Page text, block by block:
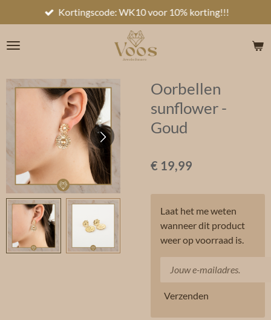
direct
naar
Kortingscode: WK10 voor 10% korting!!!
Oorbellen
sunflower -
Goud
€ 19,99
Laat het me weten
wanneer dit product
weer op voorraad is.
Verzenden